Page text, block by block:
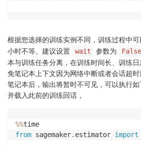
根据您选择的训练实例不同，训练过程中
小时不等。建议设置
wait 参数为 False
本与训练任务分离，在训练时间长、训练
免笔记本上下文因为网络中断或者会话超
笔记本后，输出将暂时不可见，可以执行
并载入此前的训练回话，
%%
from sagemaker. estimator import